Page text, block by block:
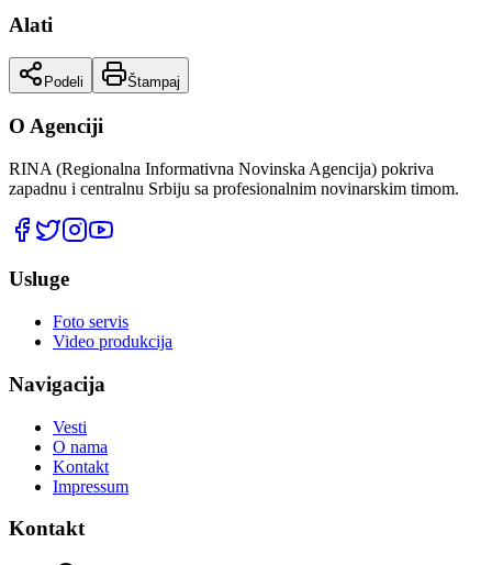
Alati
Podeli Štampaj
O Agenciji
RINA (Regionalna Informativna Novinska Agencija) pokriva
zapadnu i centralnu Srbiju sa profesionalnim novinarskim timom.
Usluge
Foto servis
Video produkcija
Navigacija
Vesti
O nama
Kontakt
Impressum
Kontakt